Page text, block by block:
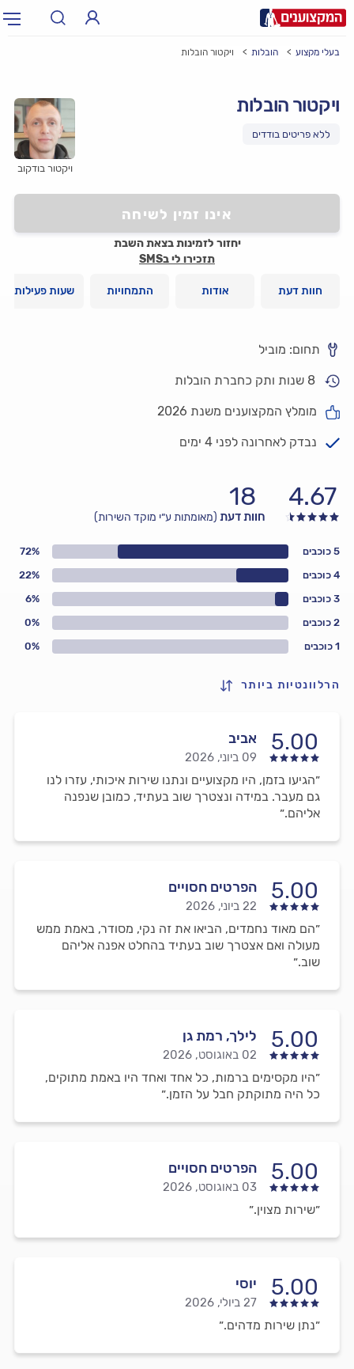
עיר:
בעלי מקצוע הובלות ויקטור הובלות
ויקטור בודקוב
ויקטור הובלות
אינו זמין לשיחה
יחזור לזמינות בצאת השבת
תזכירו לי בSMS
חוות דעת אודות התמחויות שעות פעילות
תחום: מוביל
8 שנות ותק כחברת הובלות
מומלץ המקצוענים משנת 2026
נבדק לאחרונה לפני 4 ימים
4.67
18
חוות דעת (מאומתות ע״י מוקד השירות)
1 כוכבים 0%
2 כוכבים 0%
3 כוכבים 6%
4 כוכבים 22%
5 כוכבים 72%
הרלוונטיות ביותר
5.00 אביב
09 ביוני, 2026
״הגיעו בזמן, היו מקצועיים ונתנו שירות איכותי, עזרו לנו
גם מעבר. במידה ונצטרך שוב בעתיד, כמובן שנפנה
אליהם.״
5.00 הפרטים חסויים
22 ביוני, 2026
״הם מאוד נחמדים, הביאו את זה נקי, מסודר, באמת ממש
מעולה ואם אצטרך שוב בעתיד בהחלט אפנה אליהם
שוב.״
5.00 לילך, רמת גן
02 באוגוסט, 2026
״היו מקסימים ברמות, כל אחד ואחד היו באמת מתוקים,
כל היה מתוקתק חבל על הזמן.״
5.00 הפרטים חסויים
03 באוגוסט, 2026
״שירות מצוין.״
5.00 יוסי
27 ביולי, 2026
״נתן שירות מדהים.״